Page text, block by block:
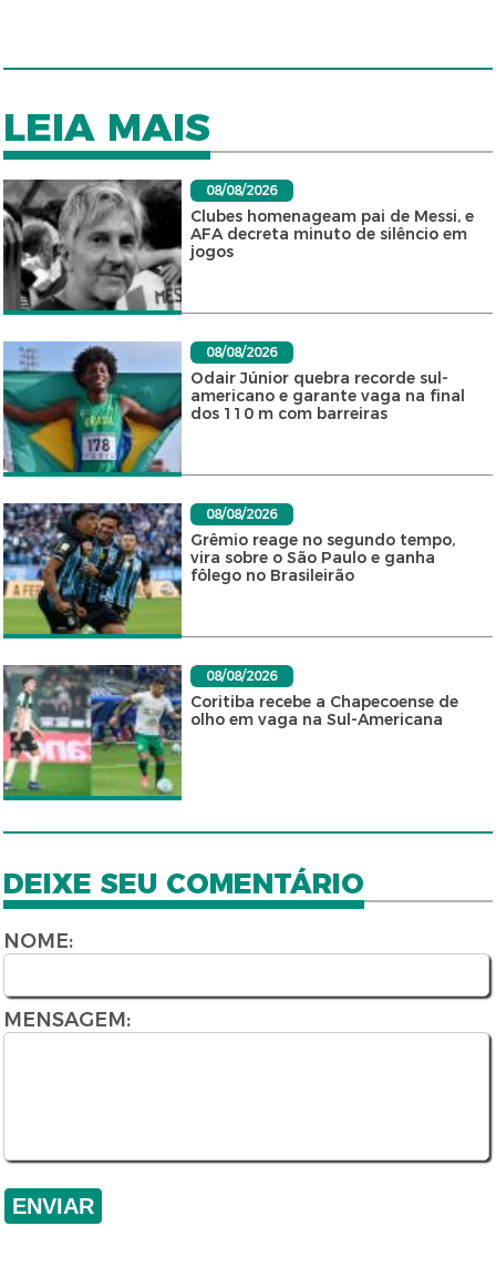
LEIA MAIS
08/08/2026
Clubes homenageam pai de Messi, e
AFA decreta minuto de silêncio em
jogos
08/08/2026
Odair Júnior quebra recorde sul-
americano e garante vaga na final
dos 110 m com barreiras
08/08/2026
Grêmio reage no segundo tempo,
vira sobre o São Paulo e ganha
fôlego no Brasileirão
08/08/2026
Coritiba recebe a Chapecoense de
olho em vaga na Sul-Americana
DEIXE SEU COMENTÁRIO
NOME:
MENSAGEM: